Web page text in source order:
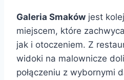
Galeria Smaków jest
miejscem, które
jak i otoczeniem. Z
widoki na malownicze
połączeniu z wybornymi